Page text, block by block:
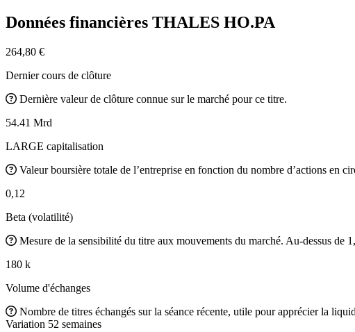
Données financières THALES HO.PA
264,80 €
Dernier cours de clôture
Dernière valeur de clôture connue sur le marché pour ce titre.
54.41 Mrd
LARGE capitalisation
Valeur boursière totale de l’entreprise en fonction du nombre d’actions en
0,12
Beta (volatilité)
Mesure de la sensibilité du titre aux mouvements du marché. Au-dessus de
180 k
Volume d'échanges
Nombre de titres échangés sur la séance récente, utile pour apprécier la
Variation 52 semaines